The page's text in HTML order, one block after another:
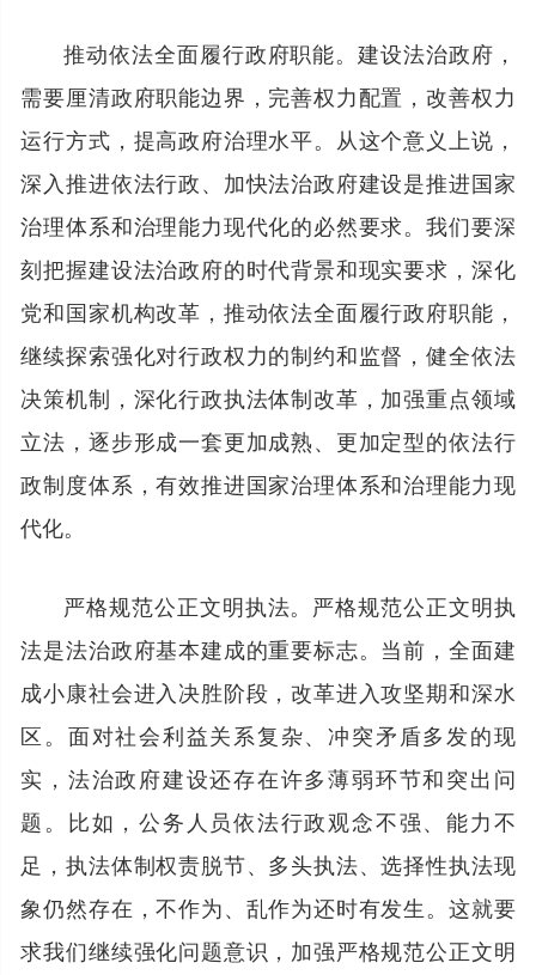
推动依法全面履行政府职能。建设法治政府，
需要厘清政府职能边界，完善权力配置，改善权力
运行方式，提高政府治理水平。从这个意义上说，
深入推进依法行政、加快法治政府建设是推进国家
治理体系和治理能力现代化的必然要求。我们要深
刻把握建设法治政府的时代背景和现实要求，深化
党和国家机构改革，推动依法全面履行政府职能，
继续探索强化对行政权力的制约和监督，健全依法
决策机制，深化行政执法体制改革，加强重点领域
立法，逐步形成一套更加成熟、更加定型的依法行
政制度体系，有效推进国家治理体系和治理能力现
代化。
严格规范公正文明执法。严格规范公正文明执
法是法治政府基本建成的重要标志。当前，全面建
成小康社会进入决胜阶段，改革进入攻坚期和深水
区。面对社会利益关系复杂、冲突矛盾多发的现
实，法治政府建设还存在许多薄弱环节和突出问
题。比如，公务人员依法行政观念不强、能力不
足，执法体制权责脱节、多头执法、选择性执法现
象仍然存在，不作为、乱作为还时有发生。这就要
求我们继续强化问题意识，加强严格规范公正文明